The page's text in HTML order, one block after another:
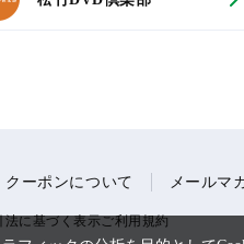
クーポンについて メールマ
法に基づく表示ご利用規約